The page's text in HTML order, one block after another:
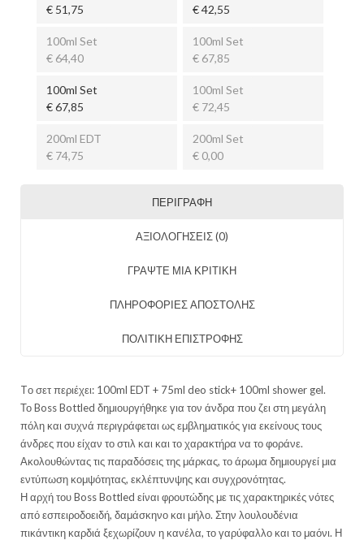
€ 51,75
€ 42,55
100ml Set
€ 64,40
100ml Set
€ 67,85
100ml Set
€ 67,85
100ml Set
€ 72,45
200ml EDT
€ 74,75
200ml Set
€ 0,00
ΠΕΡΙΓΡΑΦΉ
ΑΞΙΟΛΟΓΉΣΕΙΣ (0)
ΓΡΑΨΤΕ ΜΙΑ ΚΡΙΤΙΚΗ
ΠΛΗΡΟΦΟΡΙΕΣ ΑΠΟΣΤΟΛΗΣ
ΠΟΛΙΤΙΚΗ ΕΠΙΣΤΡΟΦΗΣ
Tо σετ περιέχει: 100ml EDT + 75ml deo stick+ 100ml shower gel.
Το Boss Bottled δημιουργήθηκε για τον άνδρα που ζει στη μεγάλη
πόλη και συχνά περιγράφεται ως εμβληματικός για εκείνους τους
άνδρες που είχαν το στιλ και και το χαρακτήρα να το φοράνε.
Ακολουθώντας τις παραδόσεις της μάρκας, το άρωμα δημιουργεί μια
εντύπωση κομψότητας, εκλέπτυνψης και συγχρονότητας.
Η αρχή του Boss Bottled είναι φρουτώδης με τις χαρακτηρικές νότες
από εσπειροδοειδή, δαμάσκηνο και μήλο. Στην λουλουδένια
πικάντικη καρδιά ξεχωρίζουν η κανέλα, το γαρύφαλλο και το μαόνι. Η